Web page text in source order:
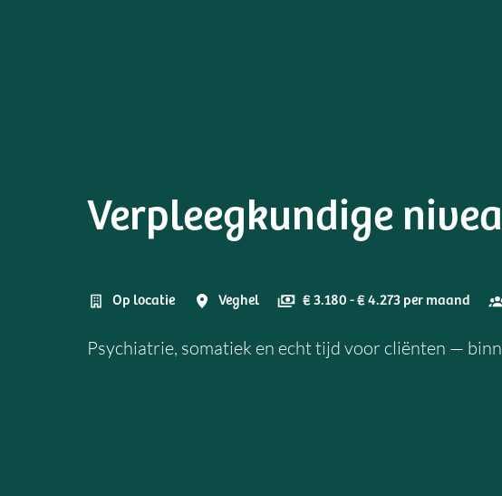
Verpleegkundige
Op locatie Veghel € 3.180 - € 4.273 per maand
Psychiatrie, somatiek en echt tijd voor cliënten —